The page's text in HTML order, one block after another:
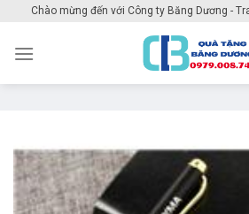
content
Chào mừng đến với Công ty Băng Dương -